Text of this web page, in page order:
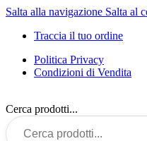
Salta alla navigazione Salta al
Traccia il tuo ordine
Politica Privacy
Condizioni di Vendita
Cerca prodotti...